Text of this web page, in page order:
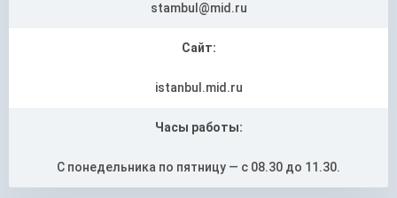
stambul@mid.ru
Сайт:
istanbul.mid.ru
Часы работы:
С понедельника по пятницу — с 08.30 до 11.30.